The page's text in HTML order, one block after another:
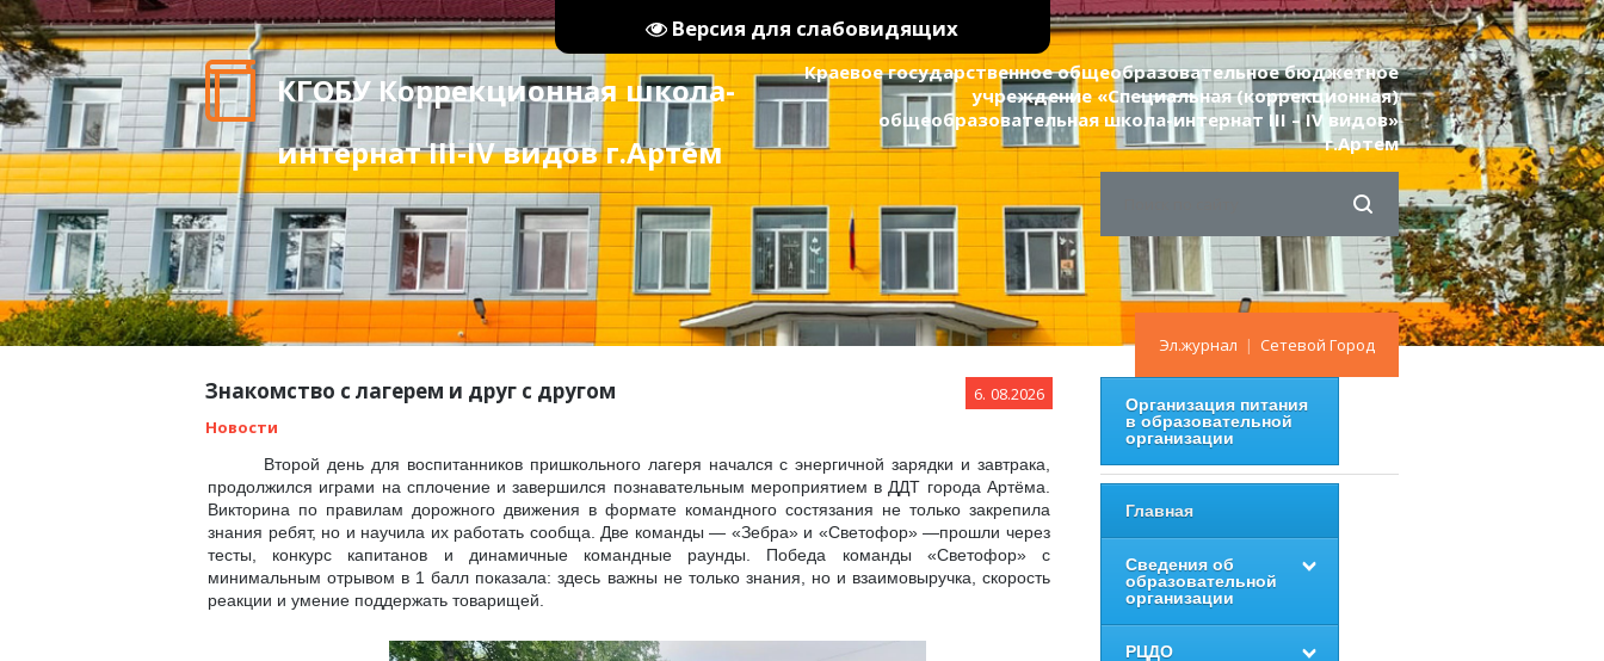
Версия для слабовидящих
КГОБУ Коррекционная школа-
интернат III-IV видов г.Артём
Краевое государственное общеобразовательное бюджетное
учреждение «Специальная (коррекционная)
общеобразовательная школа-интернат III – IV видов»
г.Артем
Эл.журнал | Сетевой Город
6. 08.2026
Знакомство с лагерем и друг с другом
Новости
Второй день для воспитанников пришкольного лагеря начался с энергичной зарядки и завтрака,
продолжился играми на сплочение и завершился познавательным мероприятием в ДДТ города Артёма.
Викторина по правилам дорожного движения в формате командного состязания не только закрепила
знания ребят, но и научила их работать сообща. Две команды — «Зебра» и «Светофор» —прошли через
тесты, конкурс капитанов и динамичные командные раунды. Победа команды «Светофор» с
минимальным отрывом в 1 балл показала: здесь важны не только знания, но и взаимовыручка, скорость
реакции и умение поддержать товарищей.
Организация питания
в образовательной
организации
Главная
Сведения об
образовательной
организации
РЦДО